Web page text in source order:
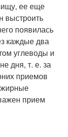
ее еще
выстроить
появилась
каждые два
углеводы и
дня, т. е. за
приемов
прием